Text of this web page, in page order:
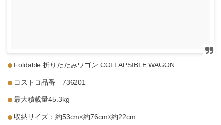
Foldable 折りたたみワゴン COLLAPSIBLE WAGON
コストコ品番 736201
最大積載量45.3kg
収納サイズ：約53cm×約76cm×約22cm